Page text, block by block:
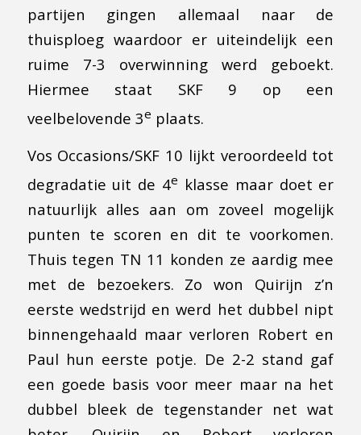
partijen gingen allemaal naar de
thuisploeg waardoor er uiteindelijk een
ruime 7-3 overwinning werd geboekt.
Hiermee staat SKF 9 op een
veelbelovende 3e plaats.
Vos Occasions/SKF 10 lijkt veroordeeld tot
degradatie uit de 4e klasse maar doet er
natuurlijk alles aan om zoveel mogelijk
punten te scoren en dit te voorkomen.
Thuis tegen TN 11 konden ze aardig mee
met de bezoekers. Zo won Quirijn z’n
eerste wedstrijd en werd het dubbel nipt
binnengehaald maar verloren Robert en
Paul hun eerste potje. De 2-2 stand gaf
een goede basis voor meer maar na het
dubbel bleek de tegenstander net wat